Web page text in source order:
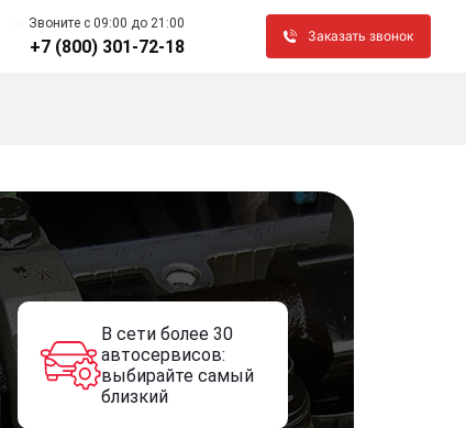
Звоните c 09:00 до 21:00
+7 (800) 301-72-18
Заказать звонок
В сети более 30
автосервисов:
выбирайте самый
близкий